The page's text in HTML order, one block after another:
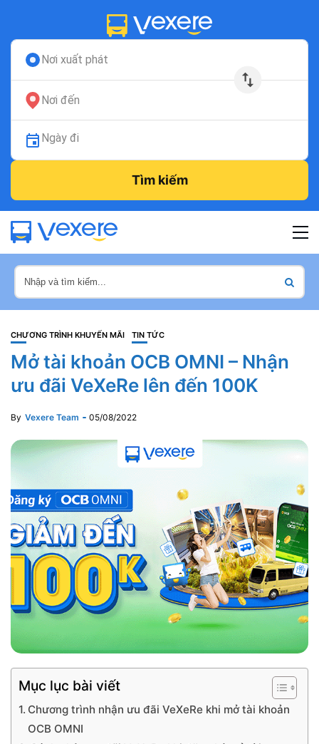
Nơi xuất phát
Nơi đến
Ngày đi
Tìm kiếm
CHƯƠNG TRÌNH KHUYẾN MÃI TIN TỨC
Mở tài khoản OCB OMNI – Nhận
ưu đãi VeXeRe lên đến 100K
By Vexere Team 05/08/2022
Mục lục bài viết
Chương trình nhận ưu đãi VeXeRe khi mở tài khoản
OCB OMNI